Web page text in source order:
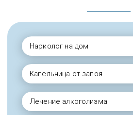
Нарколог на дом
Капельница от запоя
Лечение алкоголизма